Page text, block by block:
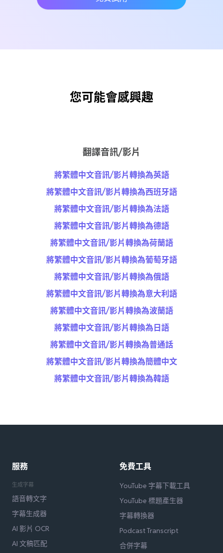
您可能會感興趣
翻譯音訊/影片
將繁體中文音訊/影片轉換為英語
將繁體中文音訊/影片轉換為西班牙語
將繁體中文音訊/影片轉換為法語
將繁體中文音訊/影片轉換為德語
將繁體中文音訊/影片轉換為荷蘭語
將繁體中文音訊/影片轉換為葡萄牙語
將繁體中文音訊/影片轉換為俄語
將繁體中文音訊/影片轉換為意大利語
將繁體中文音訊/影片轉換為波蘭語
將繁體中文音訊/影片轉換為日語
將繁體中文音訊/影片轉換為普通話
將繁體中文音訊/影片轉換為簡體中文
將繁體中文音訊/影片轉換為韓語
服務
生成字幕
語音轉文字
字幕生成器
AI 影片 OCR
AI 文稿匹配
免費工具
YouTube 字幕下載工具
YouTube 標題產生器
字幕轉換器
Podcast Transcript
合併字幕